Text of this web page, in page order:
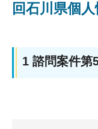
回石川県個
1 諮問案件第